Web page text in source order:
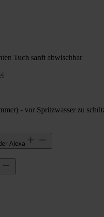
Tuch sanft abwischbar
- vor Spritzwasser zu
Alexa